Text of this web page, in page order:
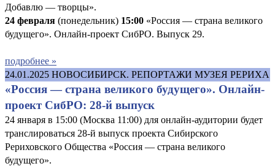
Добавлю — творцы».
24 февраля (понедельник) 15:00 «Россия — страна великого
будущего». Онлайн-проект СибРО. Выпуск 29.
подробнее »
24.01.2025 НОВОСИБИРСК. РЕПОРТАЖИ МУЗЕЯ РЕРИХА
«Россия — страна великого будущего». Онлайн-
проект СибРО: 28-й выпуск
24 января в 15:00 (Москва 11:00) для онлайн-аудитории будет
транслироваться 28-й выпуск проекта Сибирского
Рериховского Общества «Россия — страна великого
будущего».